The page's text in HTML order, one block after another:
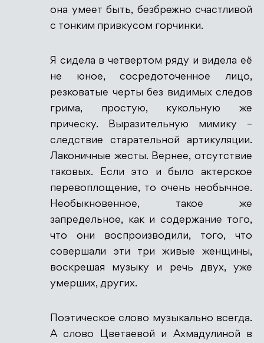
она умеет быть, безбрежно счастливой
с тонким привкусом горчинки.
Я сидела в четвертом ряду и видела её
не юное, сосредоточенное лицо,
резковатые черты без видимых следов
грима, простую, кукольную же
прическу. Выразительную мимику –
следствие старательной артикуляции.
Лаконичные жесты. Вернее, отсутствие
таковых. Если это и было актерское
перевоплощение, то очень необычное.
Необыкновенное, такое же
запредельное, как и содержание того,
что они воспроизводили, того, что
совершали эти три живые женщины,
воскрешая музыку и речь двух, уже
умерших, других.
Поэтическое слово музыкально всегда.
А слово Цветаевой и Ахмадулиной в